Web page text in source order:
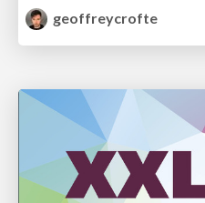
geoffreycrofte